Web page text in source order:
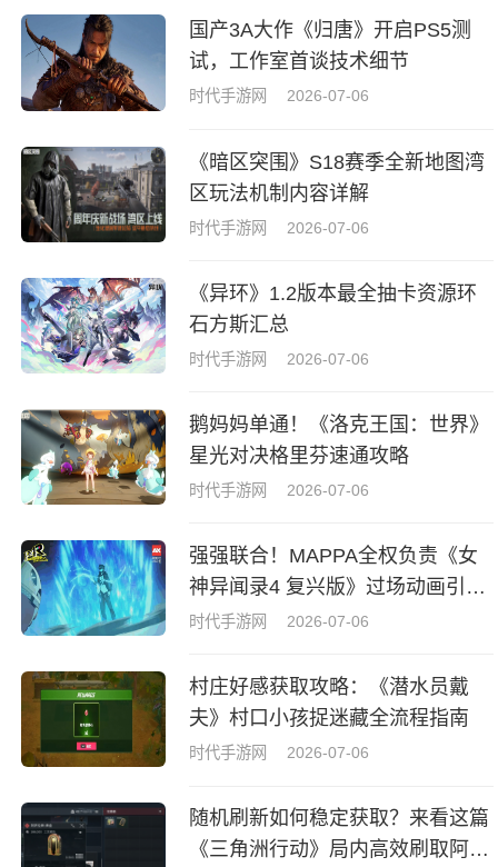
国产3A大作《归唐》开启PS5测
试，工作室首谈技术细节
时代手游网 2026-07-06
《暗区突围》S18赛季全新地图湾
区玩法机制内容详解
时代手游网 2026-07-06
《异环》1.2版本最全抽卡资源环
石方斯汇总
时代手游网 2026-07-06
鹅妈妈单通！《洛克王国：世界》
星光对决格里芬速通攻略
时代手游网 2026-07-06
强强联合！MAPPA全权负责《女
神异闻录4 复兴版》过场动画引热
议
时代手游网 2026-07-06
村庄好感获取攻略：《潜水员戴
夫》村口小孩捉迷藏全流程指南
时代手游网 2026-07-06
随机刷新如何稳定获取？来看这篇
《三角洲行动》局内高效刷取阿萨